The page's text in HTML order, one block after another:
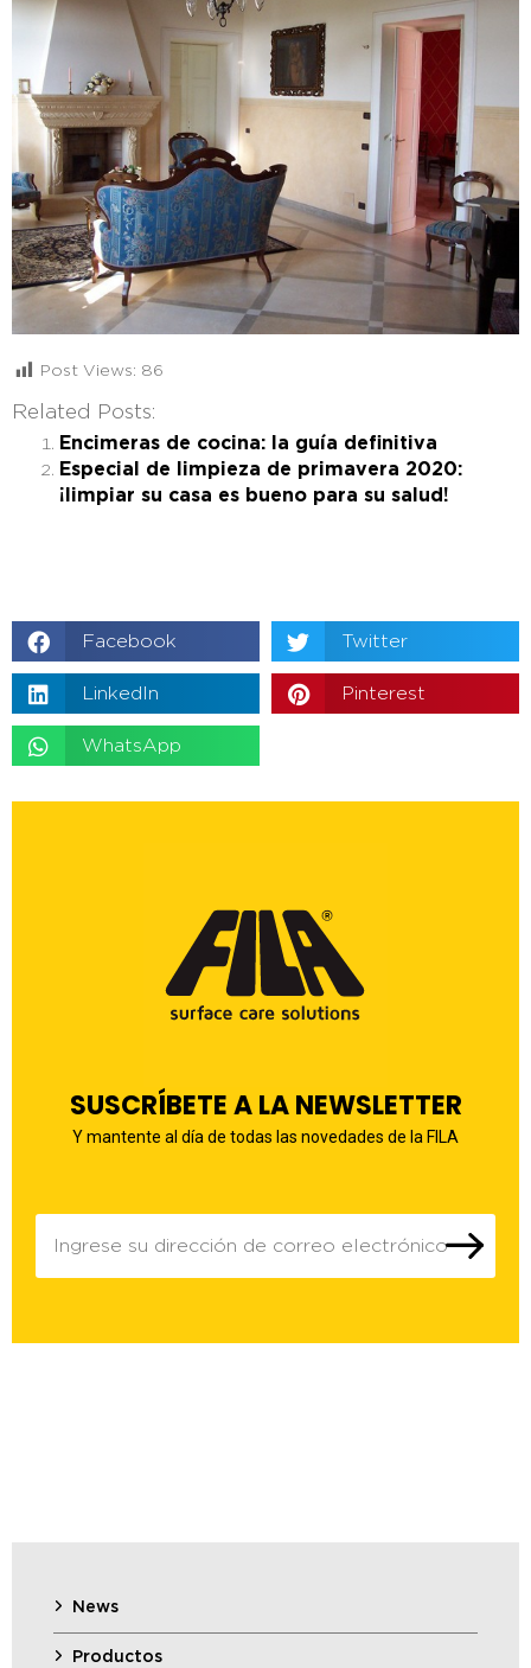
Post Views: 86
Related Posts:
Encimeras de cocina: la guía definitiva
Especial de limpieza de primavera 2020:
¡limpiar su casa es bueno para su salud!
Facebook Twitter
LinkedIn Pinterest
WhatsApp
SUSCRÍBETE A LA NEWSLETTER
Y mantente al día de todas las novedades de la FILA
News
Productos